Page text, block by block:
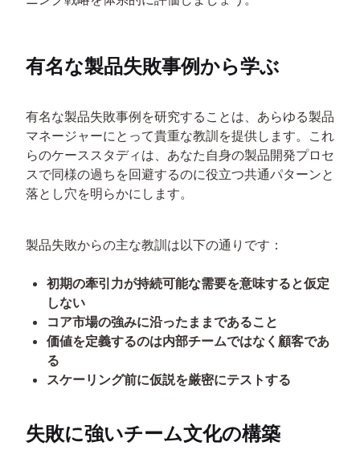
有名な製品失敗事例から学ぶ
有名な製品失敗事例を研究することは、あらゆる製品
マネージャーにとって貴重な教訓を提供します。これ
らのケーススタディは、あなた自身の製品開発プロセ
スで同様の過ちを回避するのに役立つ共通パターンと
落とし穴を明らかにします。
製品失敗からの主な教訓は以下の通りです：
初期の牽引力が持続可能な需要を意味すると仮定
しない
コア市場の強みに沿ったままであること
価値を定義するのは内部チームではなく顧客であ
る
スケーリング前に仮説を厳密にテストする
失敗に強いチーム文化の構築